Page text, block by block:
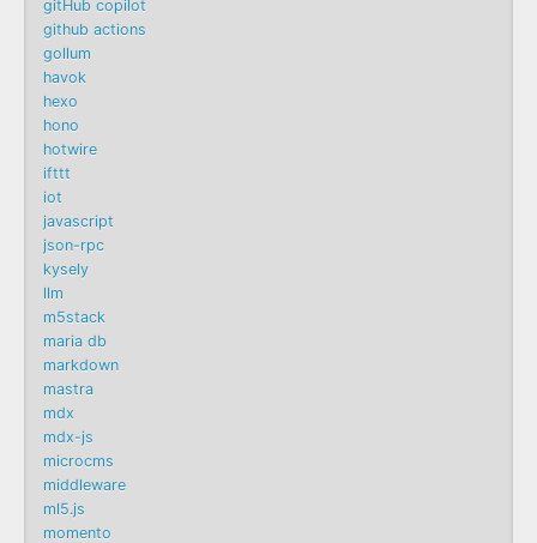
gitHub copilot
github actions
gollum
havok
hexo
hono
hotwire
ifttt
iot
javascript
json-rpc
kysely
llm
m5stack
maria db
markdown
mastra
mdx
mdx-js
microcms
middleware
ml5.js
momento